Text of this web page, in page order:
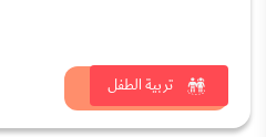
تربية الطفل
شاهد الان